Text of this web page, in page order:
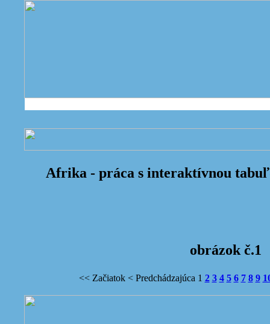
Afrika - práca s interaktívnou
obrázok č.1
<< Začiatok < Predchádzajúca 1 2 3 4 5 6 7 8 9